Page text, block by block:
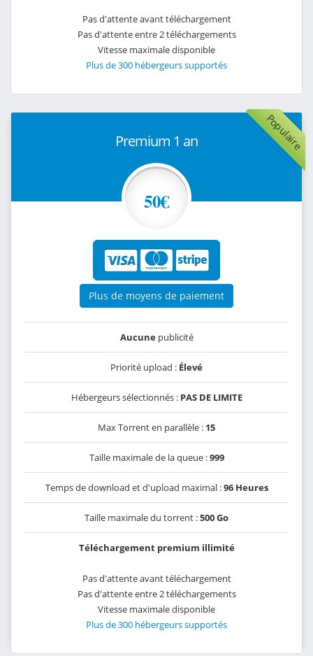
Pas d'attente avant téléchargement
Pas d'attente entre 2 téléchargements
Vitesse maximale disponible
Plus de 300 hébergeurs supportés
Populaire
Premium 1 an
50€
Plus de moyens de paiement
Aucunepublicité
Priorité upload : Élevé
Hébergeurs sélectionnés : PAS DE LIMITE
Max Torrent en parallèle : 15
Taille maximale de la queue :999
Temps de download et d'upload maximal :96 Heures
Taille maximale du torrent :500 Go
Téléchargement premium illimité
Pas d'attente avant téléchargement
Pas d'attente entre 2 téléchargements
Vitesse maximale disponible
Plus de 300 hébergeurs supportés